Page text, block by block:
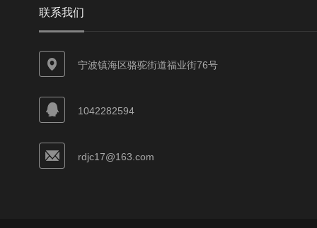
联系我们
宁波镇海区骆驼街道福业街76号
1042282594
rdjc17@163.com